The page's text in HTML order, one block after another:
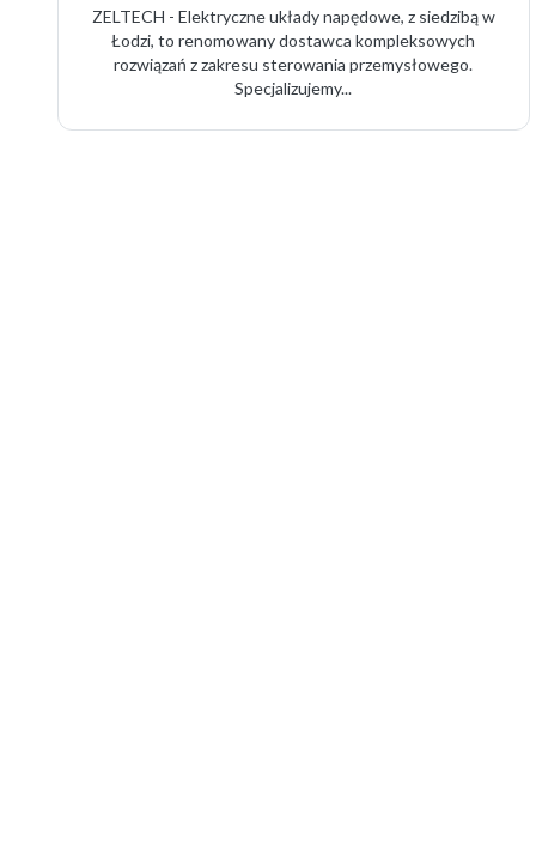
ZELTECH - Elektryczne układy napędowe, z siedzibą w
Łodzi, to renomowany dostawca kompleksowych
rozwiązań z zakresu sterowania przemysłowego.
Specjalizujemy...